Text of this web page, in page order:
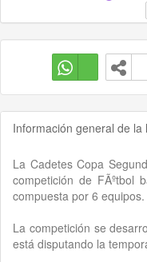
Información general de la
La Cadetes Copa
competición de FÃºtbol
compuesta por 6 equipos.
La competición se
está disputando la